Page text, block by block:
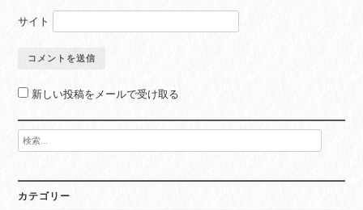
サイト
新しい投稿をメールで受け取る
検
索:
カテゴリー